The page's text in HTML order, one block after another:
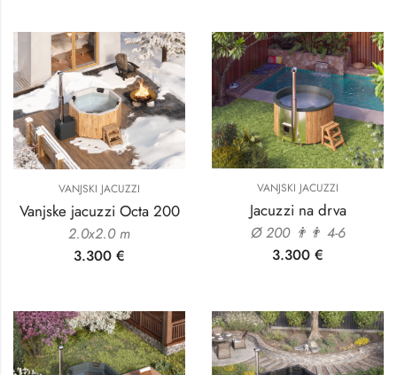
VANJSKI JACUZZI
Vanjske jacuzzi Octa 200
2.0х2.0 m
3.300 €
VANJSKI JACUZZI
Jacuzzi na drva
Ø 200 👨‍👨 4-6
3.300 €